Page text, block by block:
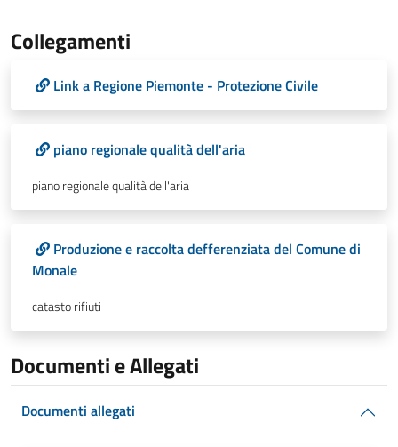
Collegamenti
Link a Regione Piemonte - Protezione Civile
piano regionale qualità dell'aria
piano regionale qualità dell'aria
Produzione e raccolta defferenziata del Comune di
Monale
catasto rifiuti
Documenti e Allegati
Documenti allegati